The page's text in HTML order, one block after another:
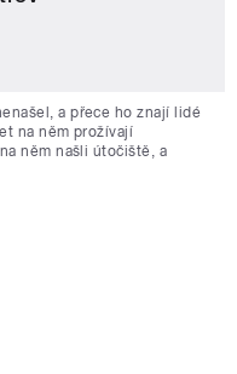
a přece ho znají lidé
na něm prožívají
něm našli útočiště, a